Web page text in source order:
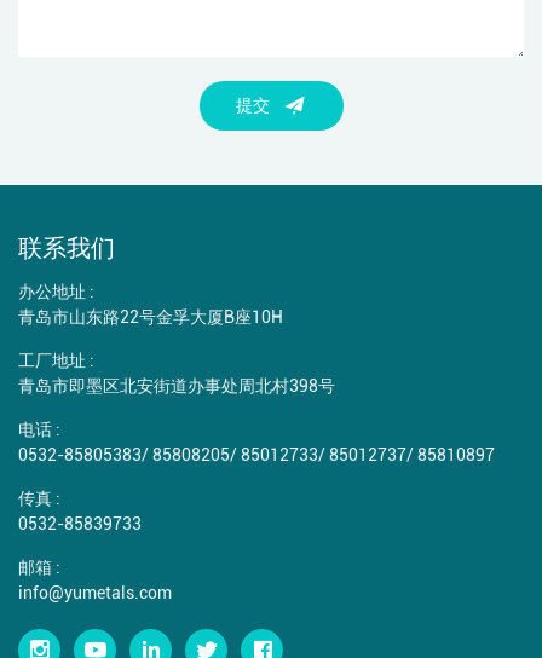
提交
联系我们
办公地址 :
青岛市山东路22号金孚大厦B座10H
工厂地址 :
青岛市即墨区北安街道办事处周北村398号
电话 :
0532-85805383/85808205/85012733/85012737/85810897
传真 :
0532-85839733
邮箱 :
info@yumetals.com